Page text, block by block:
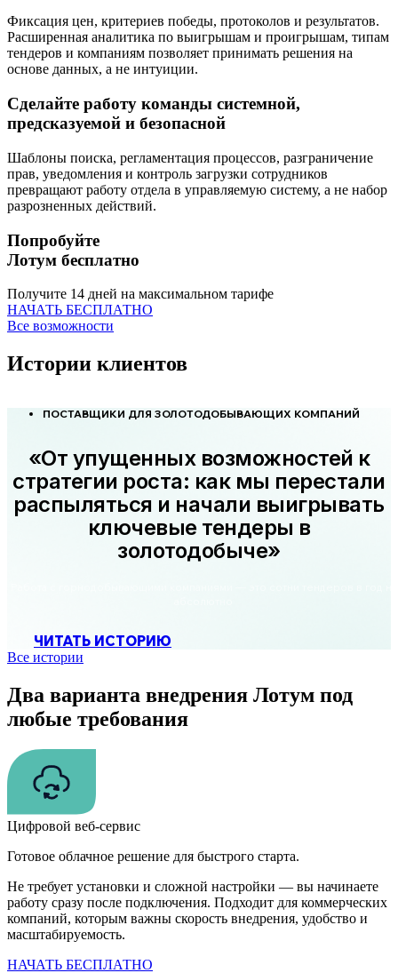
Фиксация цен, критериев победы, протоколов и результатов.
Расширенная аналитика по выигрышам и проигрышам, типам
тендеров и компаниям позволяет принимать решения на
основе данных, а не интуиции.
Сделайте работу команды системной,
предсказуемой и безопасной
Шаблоны поиска, регламентация процессов, разграничение
прав, уведомления и контроль загрузки сотрудников
превращают работу отдела в управляемую систему, а не набор
разрозненных действий.
Попробуйте
Лотум бесплатно
Получите 14 дней на максимальном тарифе
НАЧАТЬ БЕСПЛАТНО
Все возможности
Истории клиентов
ПОСТАВЩИКИ ДЛЯ ЗОЛОТОДОБЫВАЮЩИХ КОМПАНИЙ
«От упущенных возможностей к
стратегии роста: как мы перестали
распыляться и начали выигрывать
ключевые тендеры в
золотодобыче»
ЧИТАТЬ ИСТОРИЮ
Все истории
Два варианта внедрения Лотум под
любые требования
Цифровой веб-сервис
Готовое облачное решение для быстрого старта.
Не требует установки и сложной настройки — вы начинаете
работу сразу после подключения. Подходит для коммерческих
компаний, которым важны скорость внедрения, удобство и
масштабируемость.
НАЧАТЬ БЕСПЛАТНО